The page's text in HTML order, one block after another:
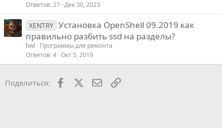
Ответов 27 Дек 30, 2023
XENTRY Установка OpenShell 09.2019 как
правильно разбить ssd на разделы?
bwl
Программы для ремонта
Ответов 4 Окт 5, 2019
Поделиться: Facebook ПочтаСсылкой